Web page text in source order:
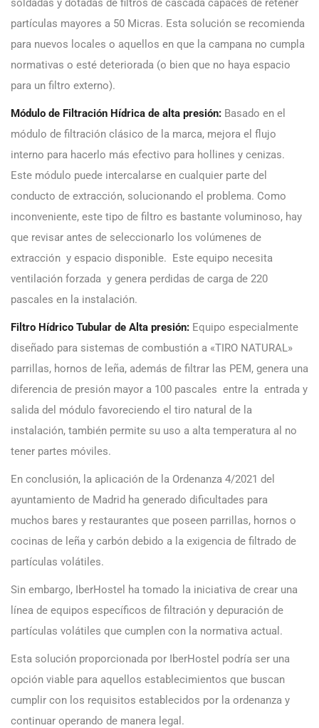
soldadas y dotadas de filtros de cascada capaces de retener
partículas mayores a 50 Micras. Esta solución se recomienda
para nuevos locales o aquellos en que la campana no cumpla
normativas o esté deteriorada (o bien que no haya espacio
para un filtro externo).
Módulo de Filtración Hídrica de alta presión: Basado en el
módulo de filtración clásico de la marca, mejora el flujo
interno para hacerlo más efectivo para hollines y cenizas.
Este módulo puede intercalarse en cualquier parte del
conducto de extracción, solucionando el problema. Como
inconveniente, este tipo de filtro es bastante voluminoso, hay
que revisar antes de seleccionarlo los volúmenes de
extracción y espacio disponible. Este equipo necesita
ventilación forzada y genera perdidas de carga de 220
pascales en la instalación.
Filtro Hídrico Tubular de Alta presión: Equipo especialmente
diseñado para sistemas de combustión a «TIRO NATURAL»
parrillas, hornos de leña, además de filtrar las PEM, genera una
diferencia de presión mayor a 100 pascales entre la entrada y
salida del módulo favoreciendo el tiro natural de la
instalación, también permite su uso a alta temperatura al no
tener partes móviles.
En conclusión, la aplicación de la Ordenanza 4/2021 del
ayuntamiento de Madrid ha generado dificultades para
muchos bares y restaurantes que poseen parrillas, hornos o
cocinas de leña y carbón debido a la exigencia de filtrado de
partículas volátiles.
Sin embargo, IberHostel ha tomado la iniciativa de crear una
línea de equipos específicos de filtración y depuración de
partículas volátiles que cumplen con la normativa actual.
Esta solución proporcionada por IberHostel podría ser una
opción viable para aquellos establecimientos que buscan
cumplir con los requisitos establecidos por la ordenanza y
continuar operando de manera legal.